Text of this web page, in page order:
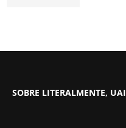
SOBRE LITERALMENTE, UAI